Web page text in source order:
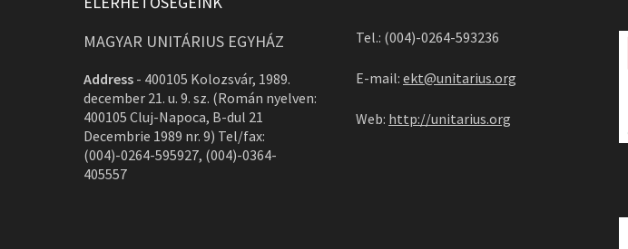
MAGYAR UNITÁRIUS EGYHÁZ
Address - 400105 Kolozsvár, 1989.
december 21. u. 9. sz. (Román nyelven:
400105 Cluj-Napoca, B-dul 21
Decembrie 1989 nr. 9) Tel/fax:
(004)-0264-595927, (004)-0364-
405557
Tel.: (004)-0264-593236
E-mail: ekt@unitarius.org
Web: http://unitarius.org